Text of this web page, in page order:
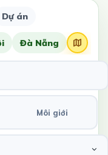
Dự án
Đà Nẵng
Môi giới